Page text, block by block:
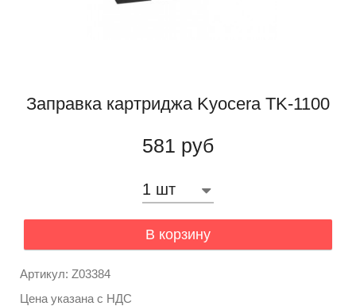
Заправка картриджа Kyocera TK-1100
581 руб
В корзину
Артикул: Z03384
Цена указана с НДС